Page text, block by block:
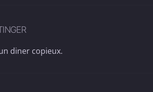
diner copieux.